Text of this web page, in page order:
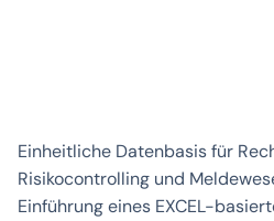
Einheitliche Datenbasis für
Risikocontrolling und
Einführung eines EXCEL-